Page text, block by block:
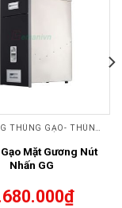
Mặt Gương Nút
Nhấn GG
₫